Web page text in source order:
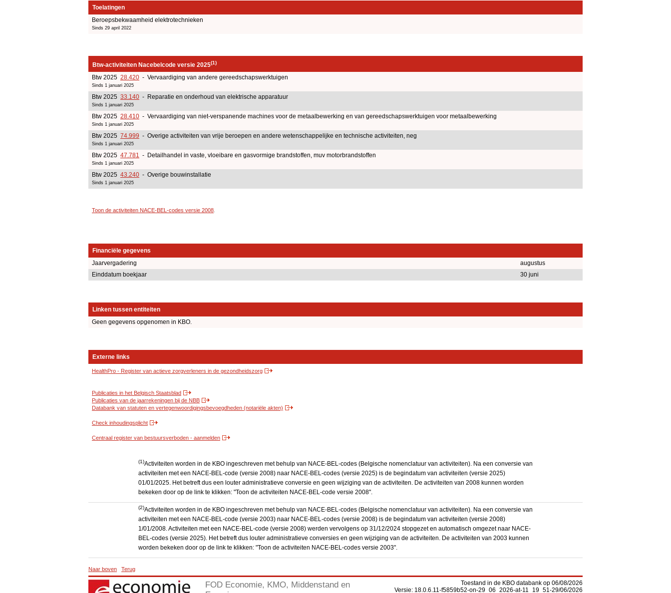
Toelatingen
Beroepsbekwaamheid elektrotechnieken
Sinds 29 april 2022
Btw-activiteiten Nacebelcode versie 2025(1)
Btw 2025 28.420 - Vervaardiging van andere gereedschapswerktuigen
Sinds 1 januari 2025
Btw 2025 33.140 - Reparatie en onderhoud van elektrische apparatuur
Sinds 1 januari 2025
Btw 2025 28.410 - Vervaardiging van niet-verspanende machines voor de metaalbewerking en van gereedschapswerktuigen voor metaalbewerking
Sinds 1 januari 2025
Btw 2025 74.999 - Overige activiteiten van vrije beroepen en andere wetenschappelijke en technische activiteiten, neg
Sinds 1 januari 2025
Btw 2025 47.781 - Detailhandel in vaste, vloeibare en gasvormige brandstoffen, muv motorbrandstoffen
Sinds 1 januari 2025
Btw 2025 43.240 - Overige bouwinstallatie
Sinds 1 januari 2025
Toon de activiteiten NACE-BEL-codes versie 2008
Financiële gegevens
Jaarvergadering
augustus
Einddatum boekjaar
30 juni
Linken tussen entiteiten
Geen gegevens opgenomen in KBO.
Externe links
HealthPro - Register van actieve zorgverleners in de gezondheidszorg
Publicaties in het Belgisch Staatsblad
Publicaties van de jaarrekeningen bij de NBB
Databank van statuten en vertegenwoordigingsbevoegdheden (notariële akten)
Check inhoudingsplicht
Centraal register van bestuursverboden - aanmelden
(1)Activiteiten worden in de KBO ingeschreven met behulp van NACE-BEL-codes (Belgische nomenclatuur van activiteiten). Na een conversie van
activiteiten met een NACE-BEL-code (versie 2008) naar NACE-BEL-codes (versie 2025) is de begindatum van activiteiten (versie 2025)
01/01/2025. Het betreft dus een louter administratieve conversie en geen wijziging van de activiteiten. De activiteiten van 2008 kunnen worden
bekeken door op de link te klikken: "Toon de activiteiten NACE-BEL-code versie 2008".
(2)Activiteiten worden in de KBO ingeschreven met behulp van NACE-BEL-codes (Belgische nomenclatuur van activiteiten). Na een conversie van
activiteiten met een NACE-BEL-code (versie 2003) naar NACE-BEL-codes (versie 2008) is de begindatum van activiteiten (versie 2008)
1/01/2008. Activiteiten met een NACE-BEL-code (versie 2008) werden vervolgens op 31/12/2024 stopgezet en automatisch omgezet naar NACE-
BEL-codes (versie 2025). Het betreft dus louter administratieve conversies en geen wijziging van de activiteiten. De activiteiten van 2003 kunnen
worden bekeken door op de link te klikken: "Toon de activiteiten NACE-BEL-codes versie 2003".
Naar boven Terug
FOD Economie, KMO, Middenstand en
Toestand in de KBO databank op 06/08/2026
Versie: 18.0.6.11-f5859b52-on-29_06_2026-at-11_19_51-29/06/2026